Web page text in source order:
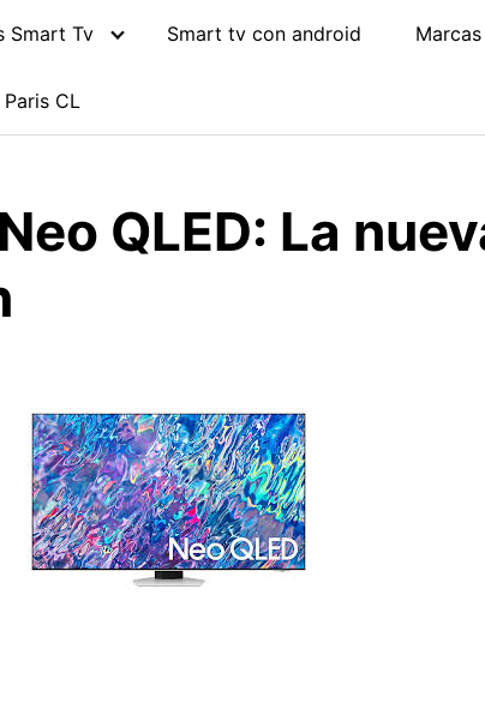
Smart Tv Smart tv con android Marcas
CL
QLED: La